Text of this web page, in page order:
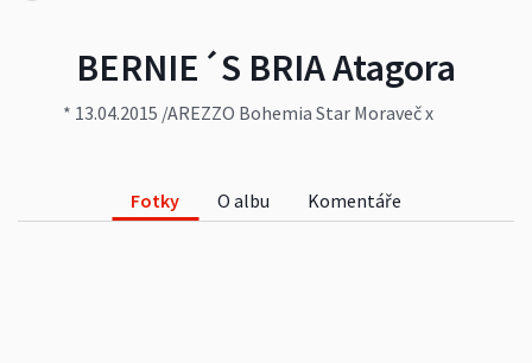
BERNIE´S BRIA Atagora
* 13.04.2015 /AREZZO Bohemia Star Moraveč x
Fotky O albu Komentáře